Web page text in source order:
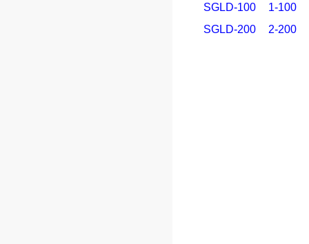
SGLD-100
1-100
SGLD-200
2-200